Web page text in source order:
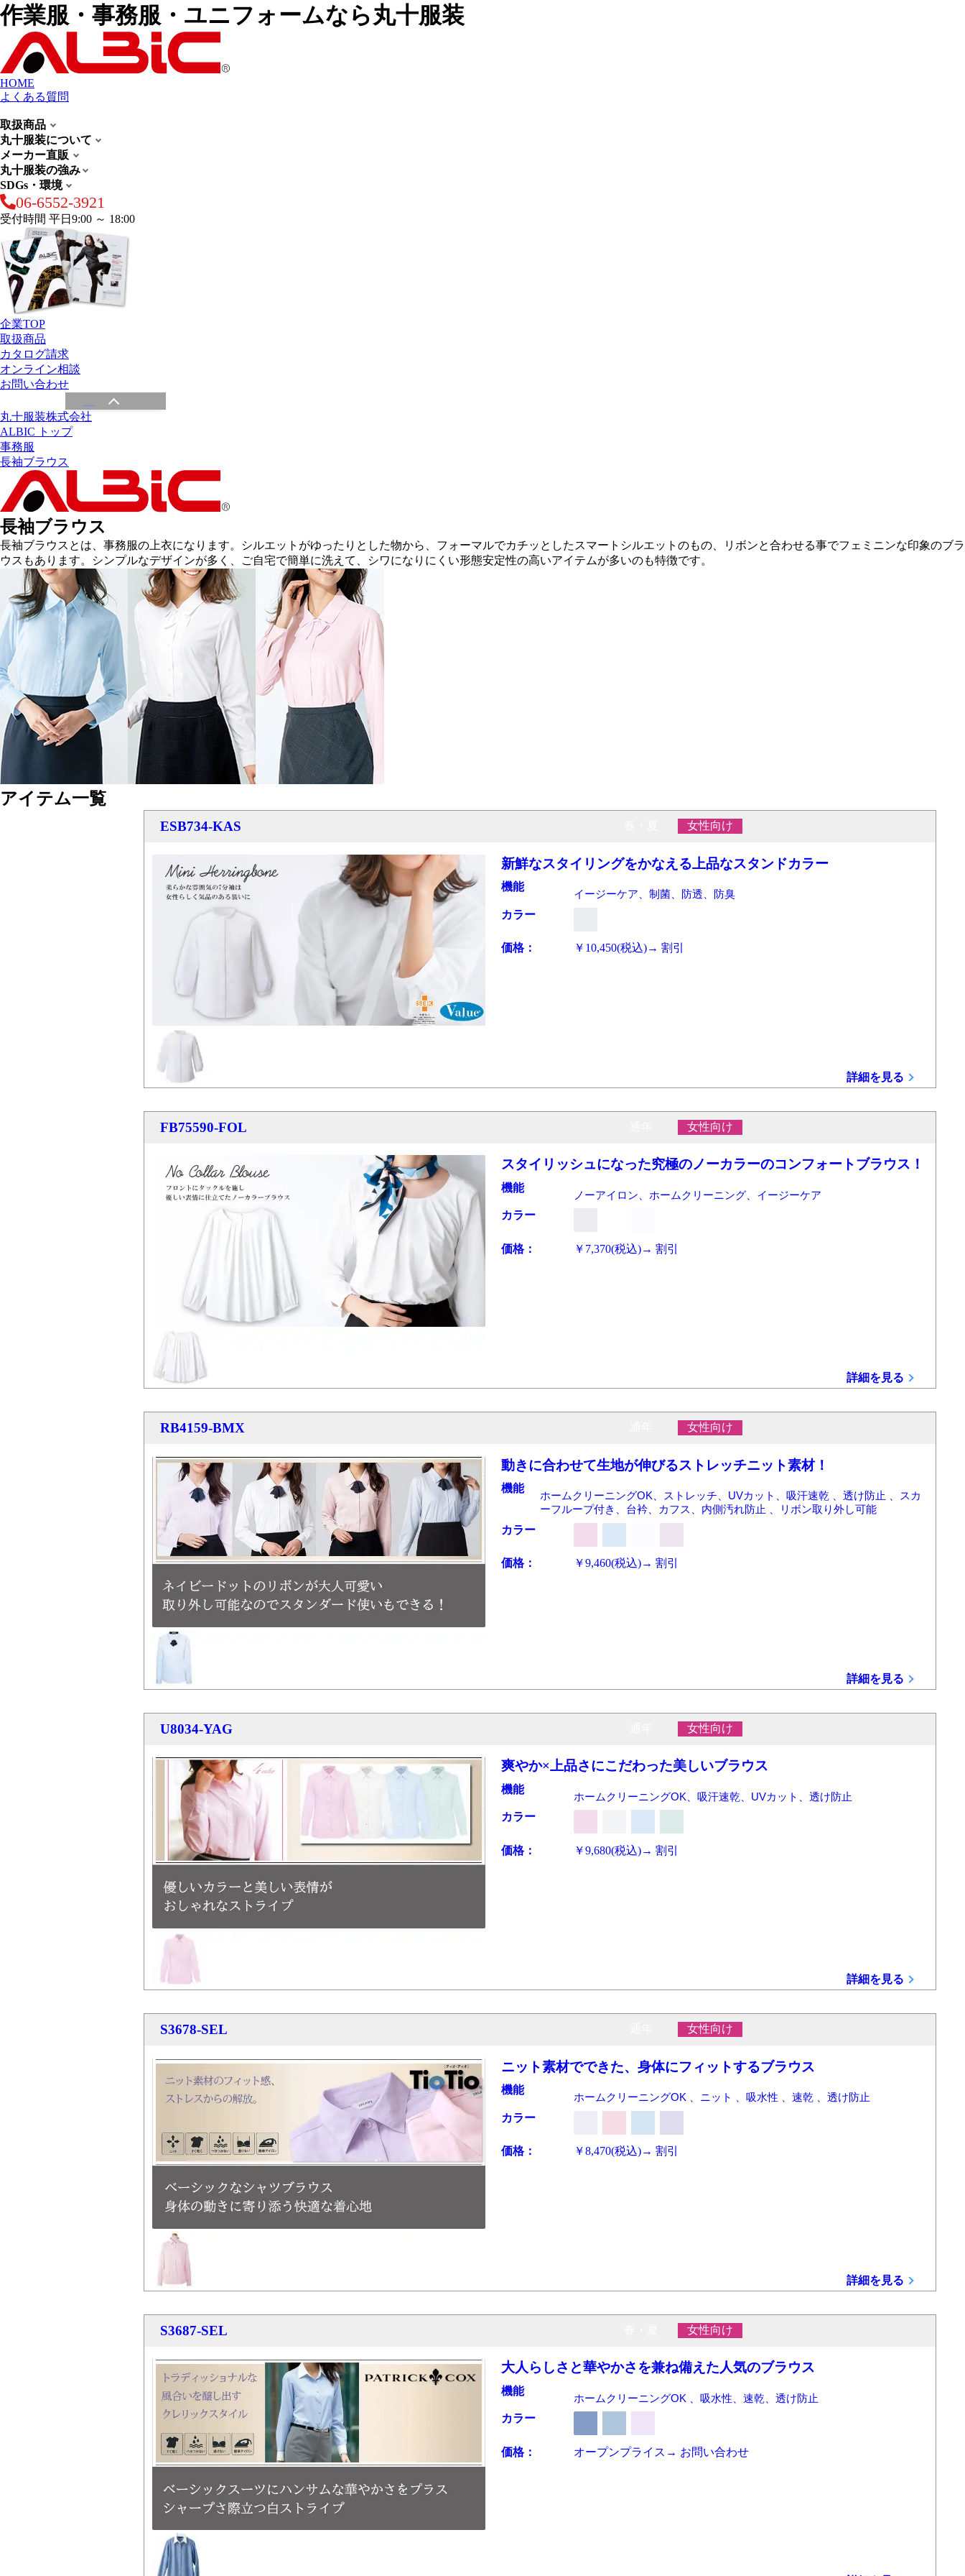
作業服・事務服・ユニフォームなら丸十服装
HOME
よくある質問
取扱商品
丸十服装について
メーカー直販
丸十服装の強み
SDGs・環境
06-6552-3921
受付時間 平日9:00 ～ 18:00
企業TOP
取扱商品
カタログ請求
オンライン相談
お問い合わせ
丸十服装株式会社
ALBIC トップ
事務服
長袖ブラウス
長袖ブラウス
長袖ブラウスとは、事務服の上衣になります。シルエットがゆったりとした物から、フォーマルでカチッとしたスマートシルエットのもの、リボンと合わせる事でフェミニンな印象のブラ
ウスもあります。シンプルなデザインが多く、ご自宅で簡単に洗えて、シワになりにくい形態安定性の高いアイテムが多いのも特徴です。
アイテム一覧
ESB734-KAS 女性向け
新鮮なスタイリングをかなえる上品なスタンドカラー
機能
イージーケア、制菌、防透、防臭
カラー
価格： ￥10,450(税込)→ 割引
詳細を見る
FB75590-FOL 女性向け
スタイリッシュになった究極のノーカラーのコンフォートブラウス！
機能
ノーアイロン、ホームクリーニング、イージーケア
カラー
価格： ￥7,370(税込)→ 割引
詳細を見る
RB4159-BMX 女性向け
動きに合わせて生地が伸びるストレッチニット素材！
機能
ホームクリーニングOK、ストレッチ、UVカット、吸汗速乾 、透け防止 、スカ
ーフループ付き、台衿、カフス、内側汚れ防止 、リボン取り外し可能
カラー
価格： ￥9,460(税込)→ 割引
詳細を見る
U8034-YAG 女性向け
爽やか×上品さにこだわった美しいブラウス
機能
ホームクリーニングOK、吸汗速乾、UVカット、透け防止
カラー
価格： ￥9,680(税込)→ 割引
詳細を見る
S3678-SEL 女性向け
ニット素材でできた、身体にフィットするブラウス
機能
ホームクリーニングOK 、ニット 、吸水性 、速乾 、透け防止
カラー
価格： ￥8,470(税込)→ 割引
詳細を見る
S3687-SEL 女性向け
大人らしさと華やかさを兼ね備えた人気のブラウス
機能
ホームクリーニングOK 、吸水性、速乾、透け防止
カラー
価格： オープンプライス→ お問い合わせ